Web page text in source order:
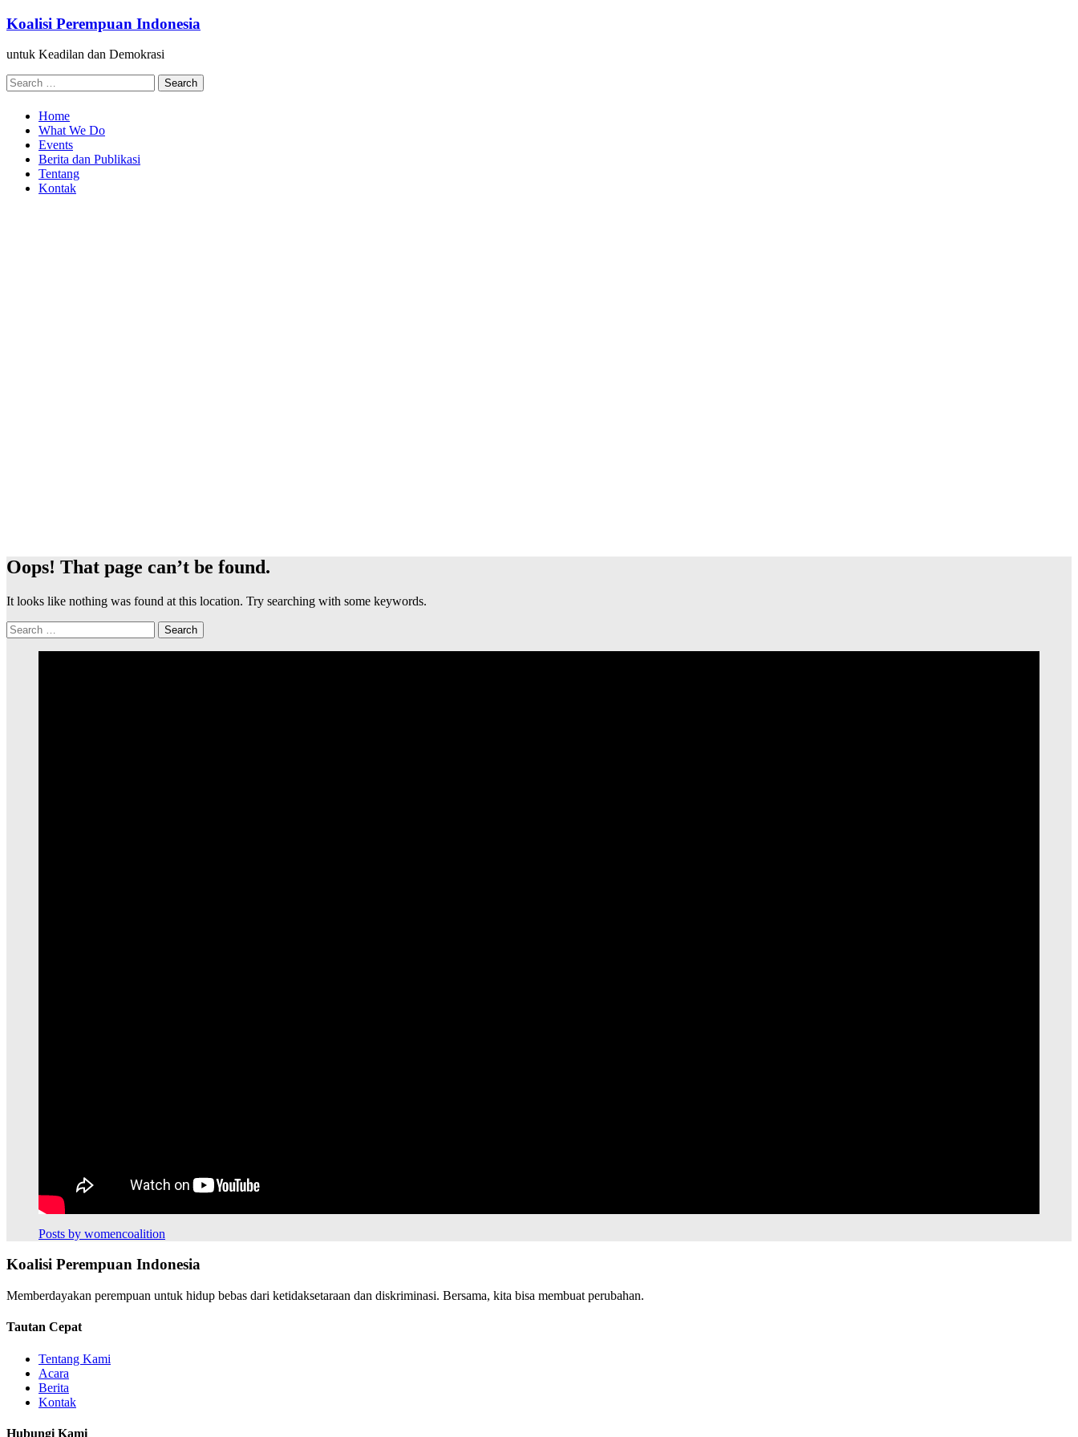
Skip
content
Koalisi Perempuan Indonesia
untuk Keadilan dan Demokrasi
Search
for:
Home
What We Do
Events
Berita dan Publikasi
Tentang
Kontak
Oops! That page can’t be found.
It looks like nothing was found at this location. Try searching with some keywords.
Search
for:
Posts by womencoalition
Koalisi Perempuan Indonesia
Memberdayakan perempuan untuk hidup bebas dari ketidaksetaraan dan diskriminasi. Bersama, kita bisa membuat perubahan.
Tautan Cepat
Tentang Kami
Acara
Berita
Kontak
Hubungi Kami